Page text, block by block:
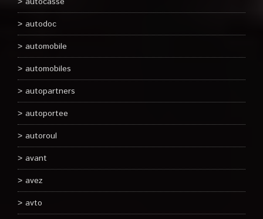
autodoc
automobile
automobiles
autopartners
autoportee
autoroul
avant
avez
avto